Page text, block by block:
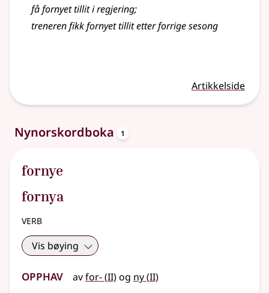
få fornyet tillit i regjering;
treneren fikk fornyet tillit etter forrige sesong
Artikkelside
Nynorskordboka 1
fornye
fornya
verb
Vis bøying
Opphav avfor-(2
II)og ny(2
II)